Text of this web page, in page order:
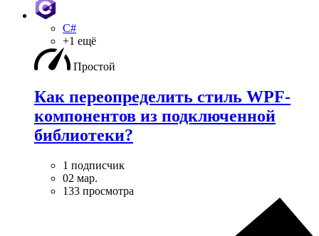
C#
+1 ещё
Простой
Как переопределить стиль WPF-
компонентов из подключенной
библиотеки?
1 подписчик
02 мар.
133 просмотра